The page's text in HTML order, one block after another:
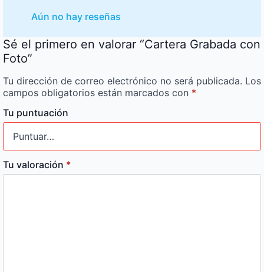
Aún no hay reseñas
Sé el primero en valorar “Cartera Grabada con
Foto”
Tu dirección de correo electrónico no será publicada. Los
campos obligatorios están marcados con *
Tu puntuación
Tu valoración *